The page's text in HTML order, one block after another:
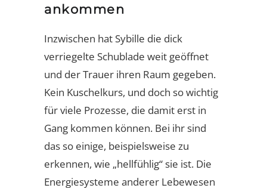
ankommen
Inzwischen hat Sybille die dick
verriegelte Schublade weit geöffnet
und der Trauer ihren Raum gegeben.
Kein Kuschelkurs, und doch so wichtig
für viele Prozesse, die damit erst in
Gang kommen können. Bei ihr sind
das so einige, beispielsweise zu
erkennen, wie „hellfühlig“ sie ist. Die
Energiesysteme anderer Lebewesen